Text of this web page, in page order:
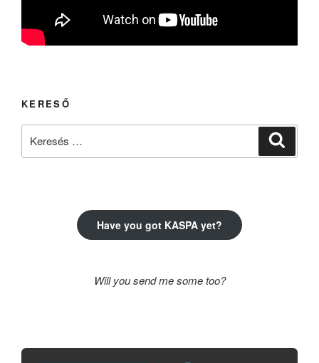
KERESŐ
Have you got KASPA yet?
Will you send me some too?